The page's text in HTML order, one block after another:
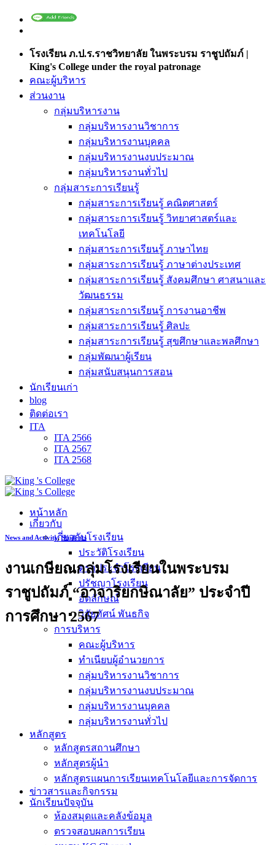
โรงเรียน ภ.ป.ร.ราชวิทยาลัย ในพระบรม ราชูปถัมภ์ |
King's College under the royal patronage
คณะผู้บริหาร
ส่วนงาน
กลุ่มบริหารงาน
กลุ่มบริหารงานวิชาการ
กลุ่มบริหารงานบุคคล
กลุ่มบริหารงานงบประมาณ
กลุ่มบริหารงานทั่วไป
กลุ่มสาระการเรียนรู้
กลุ่มสาระการเรียนรู้ คณิตศาสตร์
กลุ่มสาระการเรียนรู้ วิทยาศาสตร์และ
เทคโนโลยี
กลุ่มสาระการเรียนรู้ ภาษาไทย
กลุ่มสาระการเรียนรู้ ภาษาต่างประเทศ
กลุ่มสาระการเรียนรู้ สังคมศึกษา ศาสนาและ
วัฒนธรรม
กลุ่มสาระการเรียนรู้ การงานอาชีพ
กลุ่มสาระการเรียนรู้ ศิลปะ
กลุ่มสาระการเรียนรู้ สุขศึกษาและพลศึกษา
กลุ่มพัฒนาผู้เรียน
กลุ่มสนับสนุนการสอน
นักเรียนเก่า
blog
ติดต่อเรา
ITA
ITA 2566
ITA 2567
ITA 2568
หน้าหลัก
เกี่ยวกับ
เกี่ยวกับโรงเรียน
ประวัติโรงเรียน
ตราประจำโรงเรียน
ปรัชญาโรงเรียน
อัตลักษณ์
วิสัยทัศน์ พันธกิจ
การบริหาร
คณะผู้บริหาร
ทำเนียบผู้อำนวยการ
กลุ่มบริหารงานวิชาการ
กลุ่มบริหารงานงบประมาณ
กลุ่มบริหารงานบุคคล
กลุ่มบริหารงานทั่วไป
หลักสูตร
หลักสูตรสถานศึกษา
หลักสูตรผู้นำ
หลักสูตรแผนการเรียนเทคโนโลยีและการจัดการ
ข่าวสารและกิจกรรม
นักเรียนปัจจุบัน
ห้องสมุดและคลังข้อมูล
ตรวจสอบผลการเรียน
News and Activity,Students
งานเกษียณกลุ่มโรงเรียนในพระบรม
ราชูปถัมภ์ “อาจาริยกษิณาลัย” ประจำปี
การศึกษา 2567